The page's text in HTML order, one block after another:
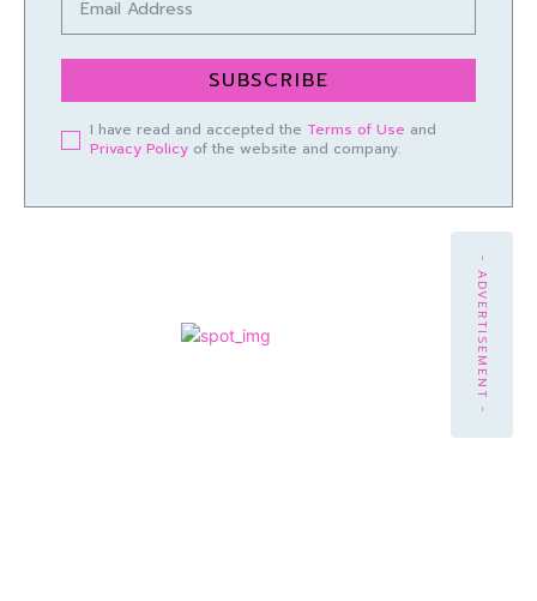
SUBSCRIBE
I have read and accepted the Terms of Use and
Privacy Policy of the website and company.
- ADVERTISEMENT -